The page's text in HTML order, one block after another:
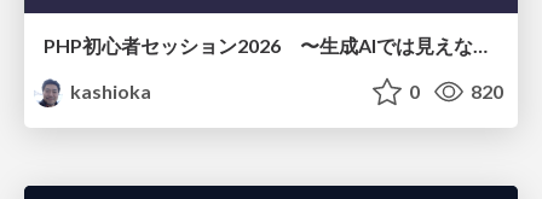
PHP初心者セッション2026 〜生成AIでは見えない裏側を知る：今だからLAMPを通して仕組みを学ぶ〜
kashioka
0 820